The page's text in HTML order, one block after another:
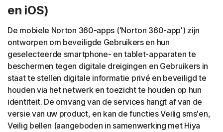
en iOS)
De mobiele Norton 360-apps ('Norton 360-app') zijn
ontworpen om beveiligde Gebruikers en hun
geselecteerde smartphone- en tablet-apparaten te
beschermen tegen digitale dreigingen en Gebruikers in
staat te stellen digitale informatie privé en beveiligd te
houden via het netwerk en toezicht te houden op hun
identiteit. De omvang van de services hangt af van de
versie van uw product, en kan de functies Veilig sms'en,
Veilig bellen (aangeboden in samenwerking met Hiya